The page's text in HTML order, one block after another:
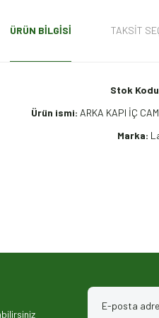
ÜRÜN BILGISI TAKSIT
Stok
Ürün ismi: ARKA KAPI İÇ
Marka: